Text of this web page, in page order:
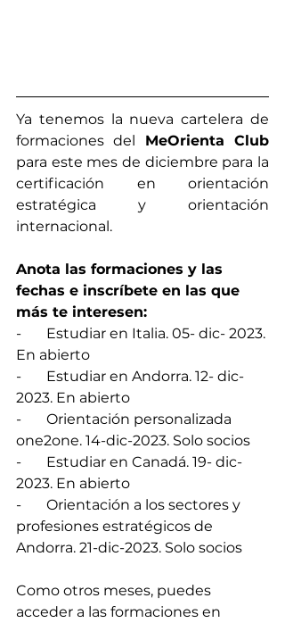
Ya tenemos la nueva cartelera de
formaciones del MeOrienta Club
para este mes de diciembre para la
certificación en orientación
estratégica y orientación
internacional.
Anota las formaciones y las
fechas e inscríbete en las que
más te interesen:
-       Estudiar en Italia. 05- dic- 2023.
En abierto
-       Estudiar en Andorra. 12- dic-
2023. En abierto
-       Orientación personalizada
one2one. 14-dic-2023. Solo socios
-       Estudiar en Canadá. 19- dic-
2023. En abierto
-       Orientación a los sectores y
profesiones estratégicos de
Andorra. 21-dic-2023. Solo socios
Como otros meses, puedes
acceder a las formaciones en